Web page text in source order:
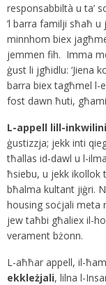
responsabbiltà u ta’
’l barra familji sħaħ
minnhom biex
jemmen fih. Imma
ġust li jgħidlu: ‘Jiena
barra biex tagħmel l-
fost dawn ħuti,
L-appell lill-inkwilini
ġustizzja; jekk inti
tħallas id-dawl u l-
ħsiebu, u jekk ikollok
bħalma kultant jiġri.
housing soċjali meta
jew taħbi għaliex il-
verament bżonn.
L-aħħar appell, il-
ekkleżjali, lilna l-